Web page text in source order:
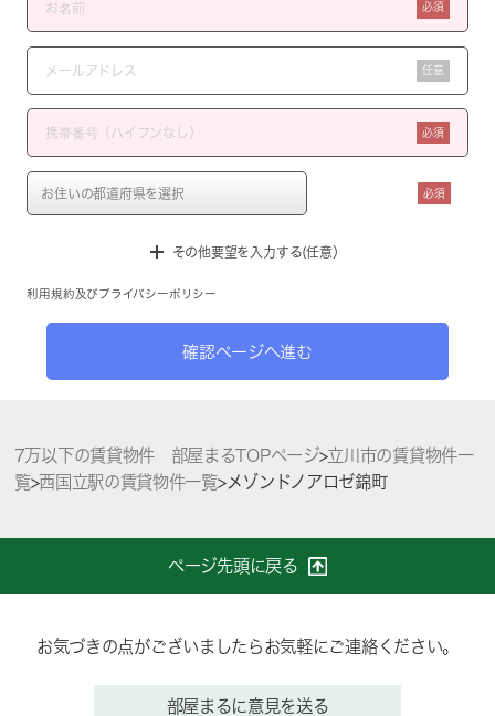
必須
任意
必須
必須
その他要望を入力する(任意）
利用規約 及び プライバシーポリシー
確認ページへ進む
7万以下の賃貸物件 部屋まるTOPページ>立川市の賃貸物件一
覧>西国立駅の賃貸物件一覧>メゾンドノアロゼ錦町
ページ先頭に戻る
お気づきの点がございましたらお気軽にご連絡ください。
部屋まるに意見を送る